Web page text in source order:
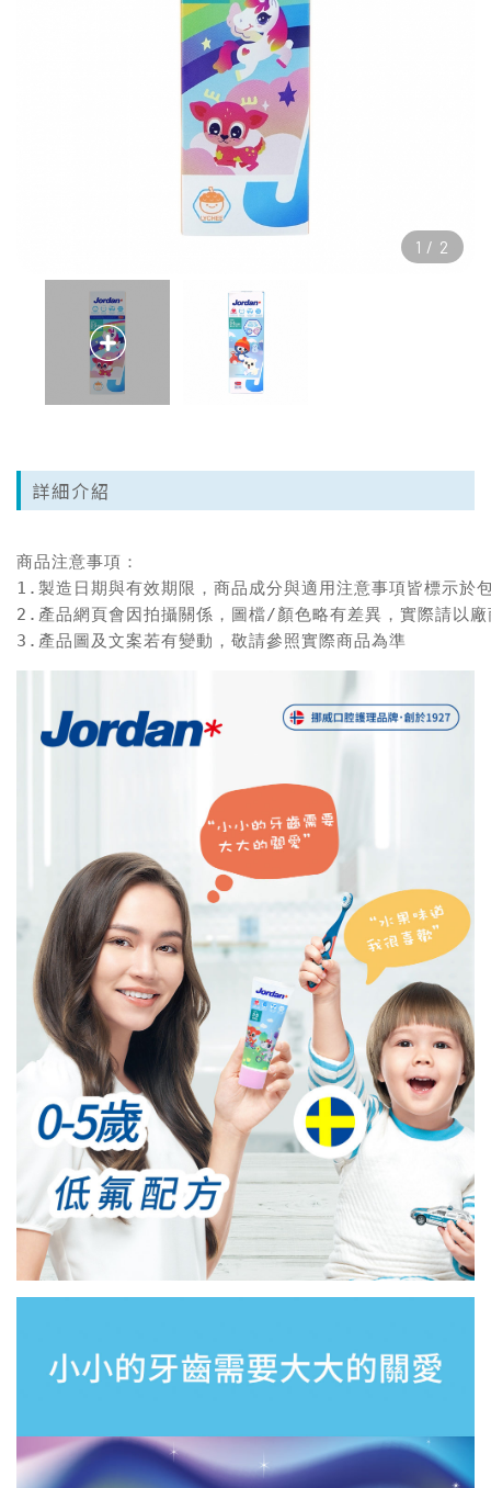
1 / 2
詳細介紹
商品注意事項：
1.製造日期與有效期限，商品成分與適用注意事項皆標示於
2.產品網頁會因拍攝關係，圖檔/顏色略有差異，實際請以
3.產品圖及文案若有變動，敬請參照實際商品為準